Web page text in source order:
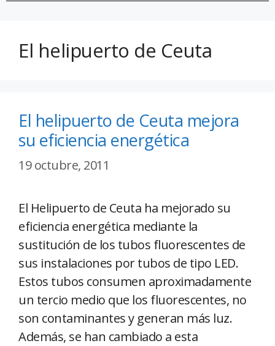
El helipuerto de Ceuta
El helipuerto de Ceuta mejora
su eficiencia energética
19 octubre, 2011
El Helipuerto de Ceuta ha mejorado su
eficiencia energética mediante la
sustitución de los tubos fluorescentes de
sus instalaciones por tubos de tipo LED.
Estos tubos consumen aproximadamente
un tercio medio que los fluorescentes, no
son contaminantes y generan más luz.
Además, se han cambiado a esta